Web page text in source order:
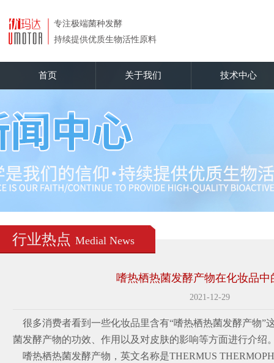
首页 关于我们 技术中心
行业热点 Medial News
嗜热栖热菌发酵产物在化妆品中
2021-12-29
很多消费者看到一些化妆品里含有“嗜热栖热菌发酵产物”
菌发酵产物的功效、作用以及对皮肤的影响等方面进行介绍
嗜热栖热菌发酵产物，英文名称是THERMUS